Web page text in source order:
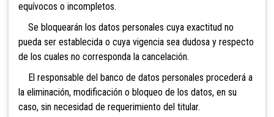
equívocos o incompletos.
Se bloquearán los datos personales cuya exactitud no
pueda ser establecida o cuya vigencia sea dudosa y respecto
de los cuales no corresponda la cancelación.
El responsable del banco de datos personales procederá a
la eliminación, modificación o bloqueo de los datos, en su
caso, sin necesidad de requerimiento del titular.